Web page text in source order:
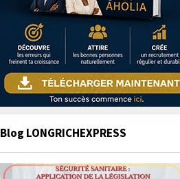
Blog LONGRICHEXPRESS